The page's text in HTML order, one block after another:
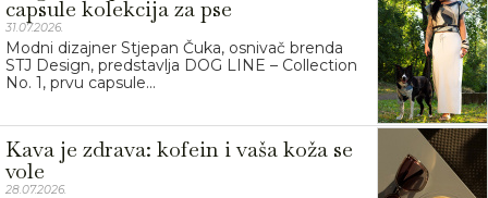
capsule kolekcija za pse
31.07.2026.
Modni dizajner Stjepan Čuka, osnivač brenda
STJ Design, predstavlja DOG LINE – Collection
No. 1, prvu capsule...
Kava je zdrava: kofein i vaša koža se
vole
28.07.2026.